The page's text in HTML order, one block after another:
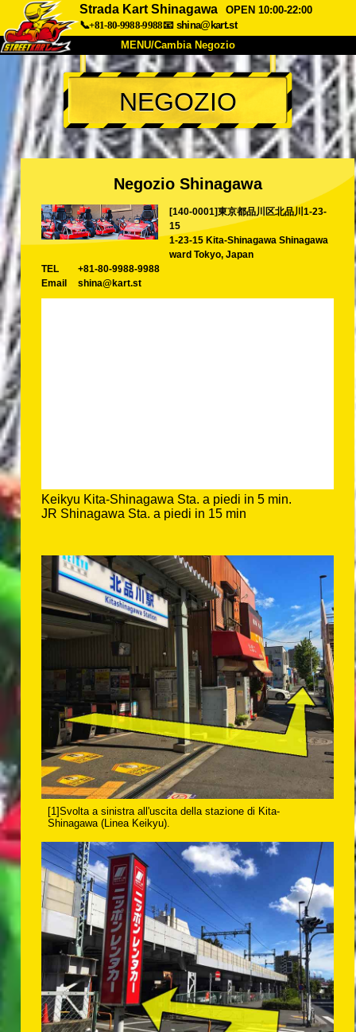
Strada Kart Shinagawa
OPEN 10:00-22:00
📞+81-80-9988-9988📧 shina@kart.st
MENU/Cambia Negozio
INIZIO
Chi Siamo Specifiche Prezzo
Accesso Recensioni FAQ
Azienda Prenotazioni
Cambia Negozio
Tokyo Shinagawa Tokyo Akihabara#1
Tokyo Akihabara#2 Tokyo Shibuya
Tokyo Shibuya Annex
NEGOZIO
Negozio Shinagawa
[140-0001]東京都品川区北品川1-23-
15
1-23-15 Kita-Shinagawa Shinagawa
ward Tokyo, Japan
TEL
+81-80-9988-9988
Email
shina@kart.st
Keikyu Kita-Shinagawa Sta. a piedi in 5 min.
JR Shinagawa Sta. a piedi in 15 min
[1]Svolta a sinistra all'uscita della stazione di Kita-
Shinagawa (Linea Keikyu).